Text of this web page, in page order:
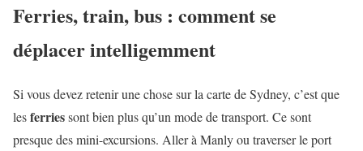
Ferries, train, bus : comment se
déplacer intelligemment
Si vous devez retenir une chose sur la carte de Sydney, c’est que
lesferriessont bien plus qu’un mode de transport. Ce sont
presque des mini-excursions. Aller à Manly ou traverser le port